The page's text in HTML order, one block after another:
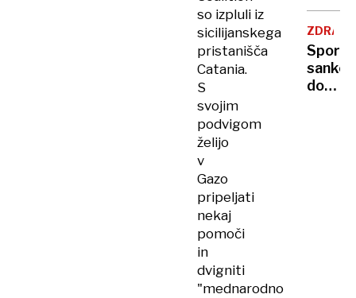
so izpluli iz
sicilijanskega
pristanišča
Catania.
S
svojim
podvigom
želijo
v
Gazo
pripeljati
nekaj
pomoči
in
dvigniti
"mednarodno
shod
z
talci,
osem
Sporno